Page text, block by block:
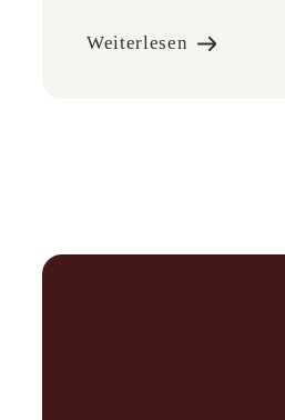
Weiterlesen